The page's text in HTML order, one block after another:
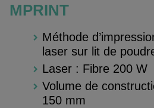
MPRINT
Méthode
laser sur lit de
Laser : Fibre 200 W
Volume de
150 mm